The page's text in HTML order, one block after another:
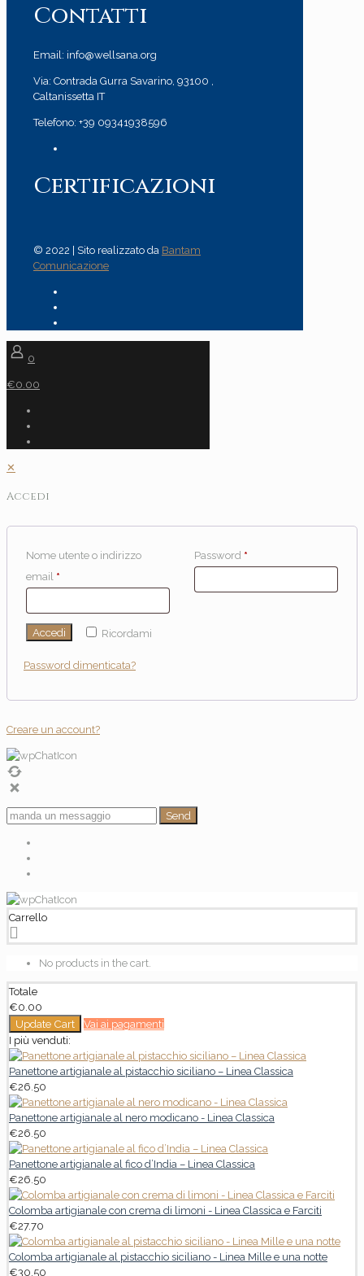
Contatti
Email: info@wellsana.org
Via: Contrada Gurra Savarino, 93100 ,
Caltanissetta IT
Telefono: +39 09341938596
Certificazioni
© 2022 | Sito realizzato da Bantam
Comunicazione
0
€0.00
✕
Accedi
Nome utente o indirizzo
email *
Password *
Ricordami
Accedi
Password dimenticata?
Creare un account?
Send
Carrello
No products in the cart.
Totale
€0.00
Update Cart
Vai ai pagamenti
I più venduti:
Panettone artigianale al pistacchio siciliano – Linea Classica
€26.50
Panettone artigianale al nero modicano - Linea Classica
€26.50
Panettone artigianale al fico d’India – Linea Classica
€26.50
Colomba artigianale con crema di limoni - Linea Classica e Farciti
€27.70
Colomba artigianale al pistacchio siciliano - Linea Mille e una notte
€30.50